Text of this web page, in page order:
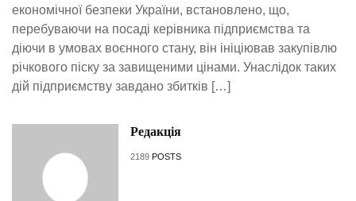
економічної безпеки України, встановлено, що,
перебуваючи на посаді керівника підприємства та
діючи в умовах воєнного стану, він ініціював закупівлю
річкового піску за завищеними цінами. Унаслідок таких
дій підприємству завдано збитків […]
Редакція
2189 POSTS